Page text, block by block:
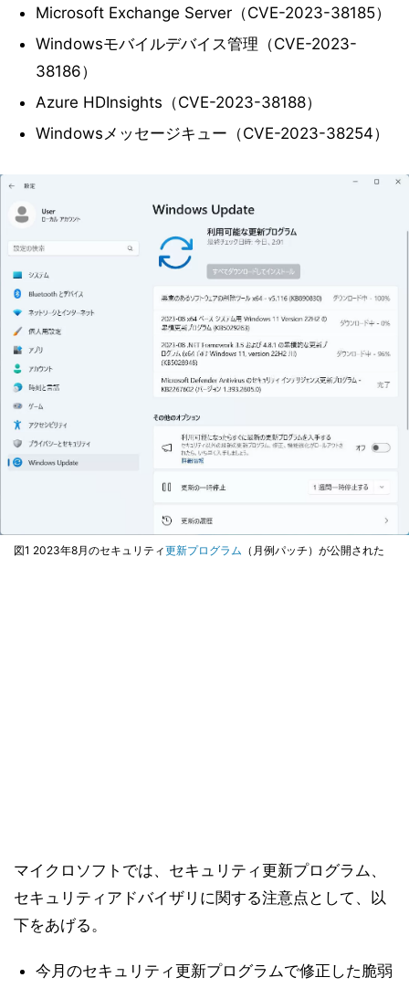
Microsoft Exchange Server（CVE-2023-38185）
Windowsモバイルデバイス管理（CVE-2023-
38186）
Azure HDInsights（CVE-2023-38188）
Windowsメッセージキュー（CVE-2023-38254）
図1 2023年8月のセキュリティ更新プログラム （月例パッチ）が公開された
マイクロソフトでは、セキュリティ更新プログラム、
セキュリティアドバイザリに関する注意点として、以
下をあげる。
今月のセキュリティ更新プログラムで修正した脆弱